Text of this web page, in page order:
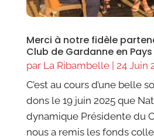
Merci à notre fidèle
Club de Gardanne en Pays
par La Ribambelle| 24 Juin
C’est au cours d’une belle
dons le 19 juin 2025 que
dynamique Présidente du
nous a remis les fonds